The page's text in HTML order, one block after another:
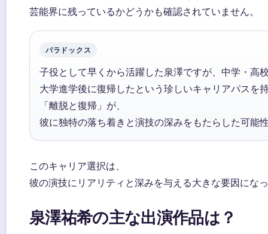
芸能界に残っているかどうかも確認されていません。
パラドックス
子役として早くから活躍した泉澤ですが、中学・高
大学進学後に復帰したという珍しいキャリアパスを
「離脱と復帰」が、
彼に独特の落ち着きと演技の深みをもたらした可能
このキャリア選択は、
彼の演技にリアリティと深みを与える大きな要因にな
泉澤祐希の主な出演作品は？